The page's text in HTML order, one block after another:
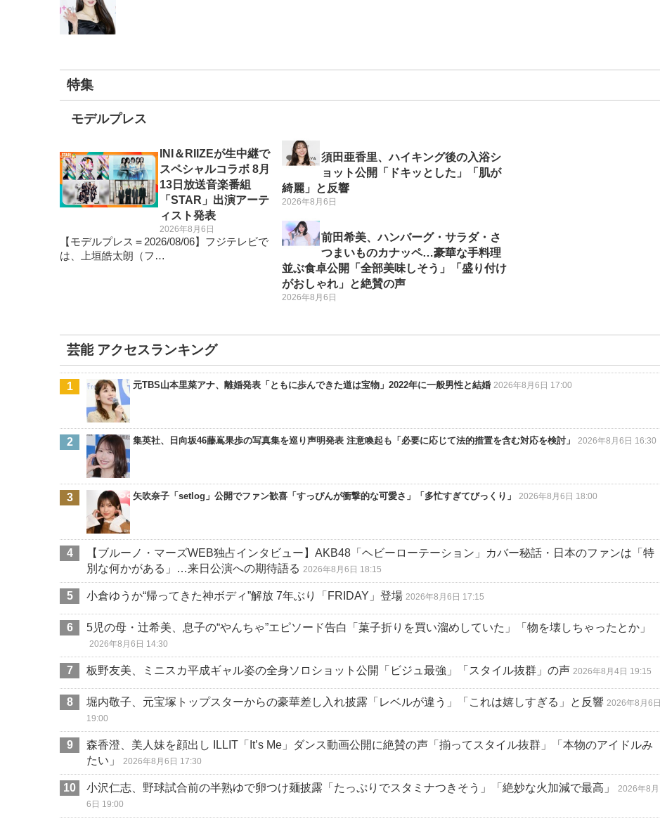
特集
モデルプレス
INI＆RIIZEが生中継で
スペシャルコラボ 8月
13日放送音楽番組
「STAR」出演アーテ
ィスト発表
2026年8月6日
【モデルプレス＝2026/08/06】フジテレビで
は、上垣皓太朗（フ…
須田亜香里、ハイキング後の入浴シ
ョット公開「ドキッとした」「肌が
綺麗」と反響
2026年8月6日
前田希美、ハンバーグ・サラダ・さ
つまいものカナッペ…豪華な手料理
並ぶ食卓公開「全部美味しそう」「盛り付け
がおしゃれ」と絶賛の声
2026年8月6日
芸能 アクセスランキング
元TBS山本里菜アナ、離婚発表「ともに歩んできた道は宝物」2022年に一般男性と結婚 2026年8月6日 17:00
集英社、日向坂46藤嶌果歩の写真集を巡り声明発表 注意喚起も「必要に応じて法的措置を含む対応を検討」 2026年8月6日 16:30
矢吹奈子「setlog」公開でファン歓喜「すっぴんが衝撃的な可愛さ」「多忙すぎてびっくり」 2026年8月6日 18:00
【ブルーノ・マーズWEB独占インタビュー】AKB48「ヘビーローテーション」カバー秘話・日本のファンは「特
別な何かがある」…来日公演への期待語る 2026年8月6日 18:15
小倉ゆうか“帰ってきた神ボディ”解放 7年ぶり「FRIDAY」登場 2026年8月6日 17:15
5児の母・辻希美、息子の“やんちゃ”エピソード告白「菓子折りを買い溜めしていた」「物を壊しちゃったとか」
2026年8月6日 14:30
板野友美、ミニスカ平成ギャル姿の全身ソロショット公開「ビジュ最強」「スタイル抜群」の声 2026年8月4日 19:15
堀内敬子、元宝塚トップスターからの豪華差し入れ披露「レベルが違う」「これは嬉しすぎる」と反響 2026年8月6日
19:00
森香澄、美人妹を顔出し ILLIT「It’s Me」ダンス動画公開に絶賛の声「揃ってスタイル抜群」「本物のアイドルみ
たい」
2026年8月6日 17:30
小沢仁志、野球試合前の半熟ゆで卵つけ麺披露「たっぷりでスタミナつきそう」「絶妙な火加減で最高」
2026年8月
6日 19:00